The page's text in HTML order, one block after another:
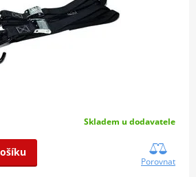
Skladem u dodavatele
Porovnat